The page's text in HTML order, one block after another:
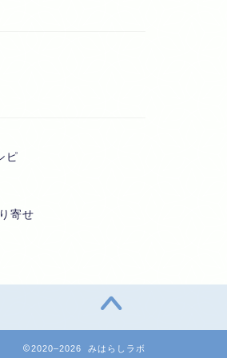
ピ
寄せ
2020–2026 みはらしラボ